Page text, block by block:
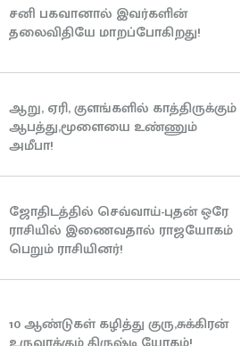
சனி பகவானால் இவர்களின்
தலைவிதியே மாறப்போகிறது!
ஆறு, ஏரி, குளங்களில் காத்திருக்கும்
ஆபத்து,மூளையை உண்ணும்
அமீபா!
ஜோதிடத்தில் செவ்வாய்-புதன் ஒரே
ராசியில் இணைவதால் ராஜயோகம்
பெறும் ராசியினர்!
10 ஆண்டுகள் கழித்து குரு,சுக்கிரன்